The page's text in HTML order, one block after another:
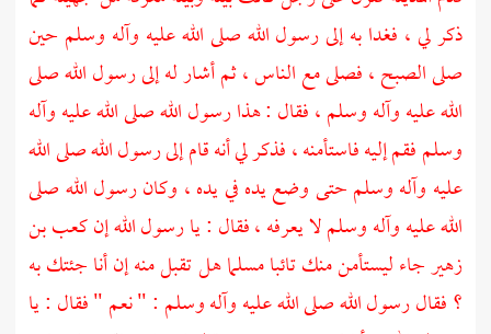
ذكر لي ، فغدا به إلى رسول الله صلى الله عليه وآله وسلم حين
صلى الصبح ، فصلى مع الناس ، ثم أشار له إلى رسول الله صلى
الله عليه وآله وسلم ، فقال : هذا رسول الله صلى الله عليه وآله
وسلم فقم إليه فاستأمنه ، فذكر لي أنه قام إلى رسول الله صلى الله
عليه وآله وسلم حتى وضع يده في يده ، وكان رسول الله صلى
الله عليه وآله وسلم لا يعرفه ، فقال : يا رسول الله إنكعب بن
زهيرجاء ليستأمن منك تائبا مسلما هل تقبل منه إن أنا جئتك به
؟ فقال رسول الله صلى الله عليه وآله وسلم : " نعم " فقال : يا